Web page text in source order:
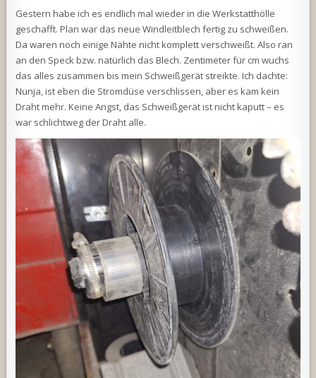
Gestern habe ich es endlich mal wieder in die Werkstatthölle
geschafft. Plan war das neue Windleitblech fertig zu schweißen.
Da waren noch einige Nähte nicht komplett verschweißt. Also ran
an den Speck bzw. natürlich das Blech. Zentimeter für cm wuchs
das alles zusammen bis mein Schweißgerät streikte. Ich dachte:
Nunja, ist eben die Stromdüse verschlissen, aber es kam kein
Draht mehr. Keine Angst, das Schweißgerät ist nicht kaputt – es
war schlichtweg der Draht alle.